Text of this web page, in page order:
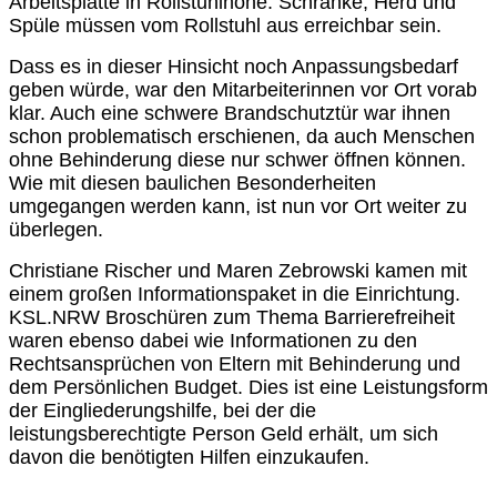
Spüle müssen vom Rollstuhl aus erreichbar sein.
Dass es in dieser Hinsicht noch Anpassungsbedarf
geben würde, war den Mitarbeiterinnen vor Ort vorab
klar. Auch eine schwere Brandschutztür war ihnen
schon problematisch erschienen, da auch Menschen
ohne Behinderung diese nur schwer öffnen können.
Wie mit diesen baulichen Besonderheiten
umgegangen werden kann, ist nun vor Ort weiter zu
überlegen.
Christiane Rischer und Maren Zebrowski kamen mit
einem großen Informationspaket in die Einrichtung.
KSL.NRW Broschüren zum Thema Barrierefreiheit
waren ebenso dabei wie Informationen zu den
Rechtsansprüchen von Eltern mit Behinderung und
dem Persönlichen Budget. Dies ist eine Leistungsform
der Eingliederungshilfe, bei der die
leistungsberechtigte Person Geld erhält, um sich
davon die benötigten Hilfen einzukaufen.